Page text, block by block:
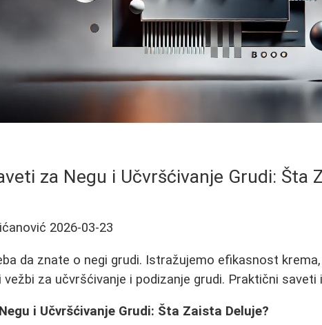
za Negu i Učvršćivanje Grudi: Šta
2026-03-23
da znate o negi grudi. Istražujemo efikasnost
vežbi za učvršćivanje i podizanje grudi. Praktični saveti
i Učvršćivanje Grudi: Šta Zaista Deluje?